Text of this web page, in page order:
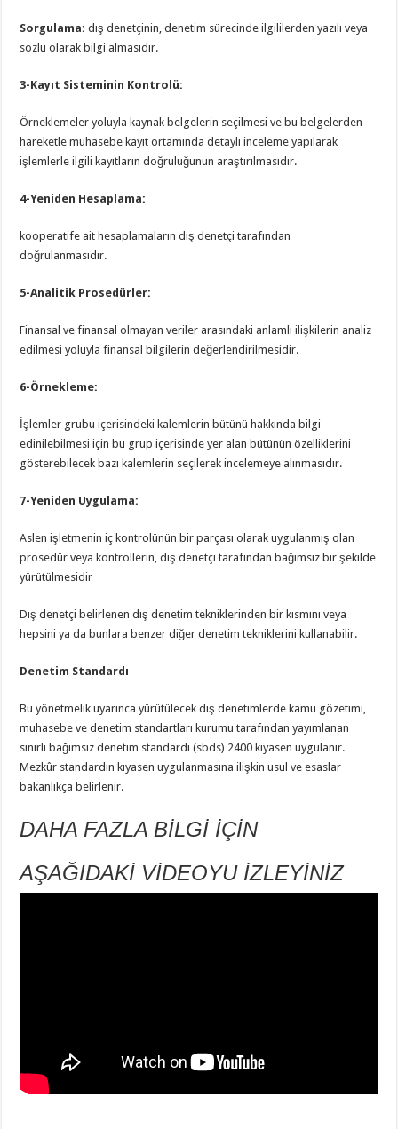
Sorgulama: dış denetçinin, denetim sürecinde ilgililerden yazılı veya
sözlü olarak bilgi almasıdır.
3-Kayıt Sisteminin Kontrolü:
Örneklemeler yoluyla kaynak belgelerin seçilmesi ve bu belgelerden
hareketle muhasebe kayıt ortamında detaylı inceleme yapılarak
işlemlerle ilgili kayıtların doğruluğunun araştırılmasıdır.
4-Yeniden Hesaplama:
kooperatife ait hesaplamaların dış denetçi tarafından
doğrulanmasıdır.
5-Analitik Prosedürler:
Finansal ve finansal olmayan veriler arasındaki anlamlı ilişkilerin analiz
edilmesi yoluyla finansal bilgilerin değerlendirilmesidir.
6-Örnekleme:
İşlemler grubu içerisindeki kalemlerin bütünü hakkında bilgi
edinilebilmesi için bu grup içerisinde yer alan bütünün özelliklerini
gösterebilecek bazı kalemlerin seçilerek incelemeye alınmasıdır.
7-Yeniden Uygulama:
Aslen işletmenin iç kontrolünün bir parçası olarak uygulanmış olan
prosedür veya kontrollerin, dış denetçi tarafından bağımsız bir şekilde
yürütülmesidir
Dış denetçi belirlenen dış denetim tekniklerinden bir kısmını veya
hepsini ya da bunlara benzer diğer denetim tekniklerini kullanabilir.
Denetim Standardı
Bu yönetmelik uyarınca yürütülecek dış denetimlerde kamu gözetimi,
muhasebe ve denetim standartları kurumu tarafından yayımlanan
sınırlı bağımsız denetim standardı (sbds) 2400 kıyasen uygulanır.
Mezkûr standardın kıyasen uygulanmasına ilişkin usul ve esaslar
bakanlıkça belirlenir.
DAHA FAZLA BİLGİ İÇİN
AŞAĞIDAKİ VİDEOYU İZLEYİNİZ